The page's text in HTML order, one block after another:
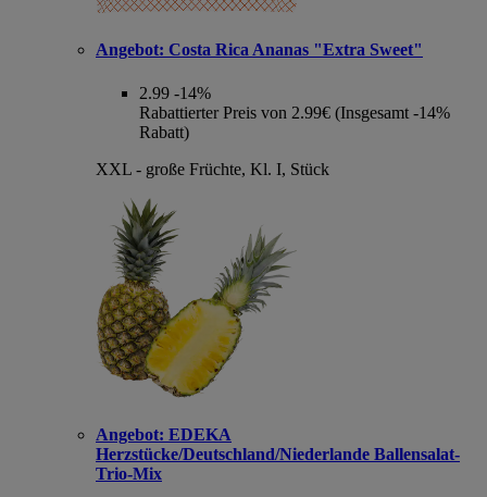
Angebot: Costa Rica Ananas "Extra Sweet"
2.99 -14%
Rabattierter Preis von 2.99€ (Insgesamt -14%
Rabatt)
XXL - große Früchte, Kl. I, Stück
Angebot: EDEKA
Herzstücke/Deutschland/Niederlande Ballensalat-
Trio-Mix